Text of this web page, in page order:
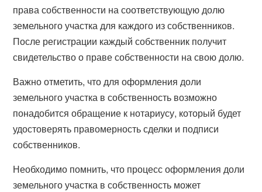
права собственности на соответствующую долю
земельного участка для каждого из собственников.
После регистрации каждый собственник получит
свидетельство о праве собственности на свою долю.
Важно отметить, что для оформления доли
земельного участка в собственность возможно
понадобится обращение к нотариусу, который будет
удостоверять правомерность сделки и подписи
собственников.
Необходимо помнить, что процесс оформления доли
земельного участка в собственность может